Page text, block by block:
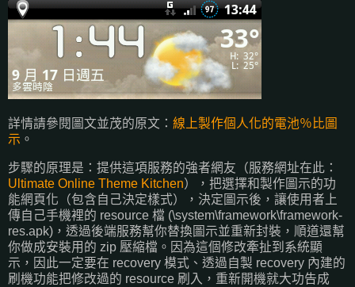
詳情請參閱圖文並茂的原文： 線上製作個人化的電池％比圖
示 。
步驟的原理是：提供這項服務的強者網友（服務網址在此：
Ultimate Online Theme Kitchen），把選擇和製作圖示的功
能網頁化（包含自己決定樣式），決定圖示後，讓使用者上
傳自己手機裡的 resource 檔 (\system\framework\framework-
res.apk)，透過後端服務幫你替換圖示並重新封裝，順道還幫
你做成安裝用的 zip 壓縮檔。因為這個修改牽扯到系統顯
示，因此一定要在 recovery 模式、透過自製 recovery 內建的
刷機功能把修改過的 resource 刷入，重新開機就大功告成